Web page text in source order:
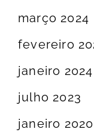
março 2024
fevereiro
janeiro 2024
julho 2023
janeiro 2020